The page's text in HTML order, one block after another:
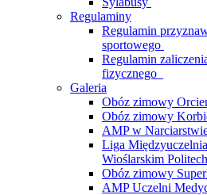
Regulaminy
Regulamin
sportowego
Regulamin
fizycznego
Galeria
Obóz zimowy
Obóz zimowy
AMP w
Liga
Wioślarskim
Obóz zimowy
AMP Uczelni